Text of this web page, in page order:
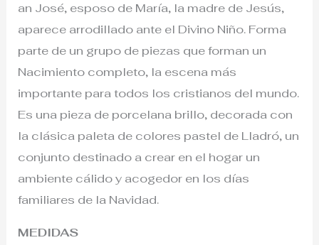
an José, esposo de María, la madre de Jesús,
aparece arrodillado ante el Divino Niño. Forma
parte de un grupo de piezas que forman un
Nacimiento completo, la escena más
importante para todos los cristianos del mundo.
Es una pieza de porcelana brillo, decorada con
la clásica paleta de colores pastel de Lladró, un
conjunto destinado a crear en el hogar un
ambiente cálido y acogedor en los días
familiares de la Navidad.
MEDIDAS